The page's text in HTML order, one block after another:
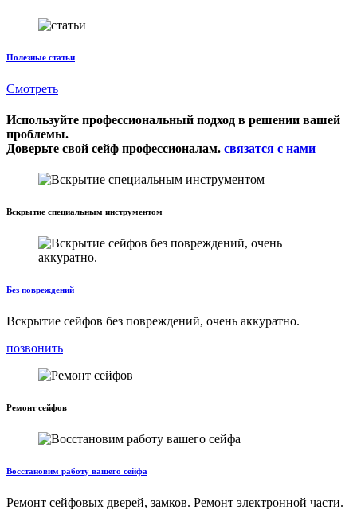
Полезные статьи
Смотреть
Используйте профессиональный подход в решении вашей
проблемы.
Доверьте свой сейф профессионалам. связатся с нами
Вскрытие специальным инструментом
Без повреждений
Вскрытие сейфов без повреждений, очень аккуратно.
позвонить
Ремонт сейфов
Восстановим работу вашего сейфа
Ремонт сейфовых дверей, замков. Ремонт электронной части.